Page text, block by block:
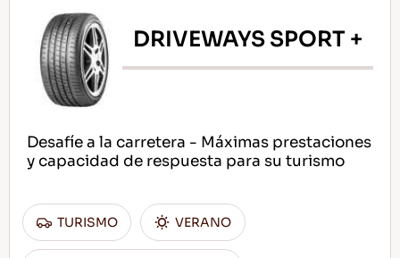
DRIVEWAYS SPORT +
Desafíe a la carretera - Máximas prestaciones
y capacidad de respuesta para su turismo
TURISMO VERANO